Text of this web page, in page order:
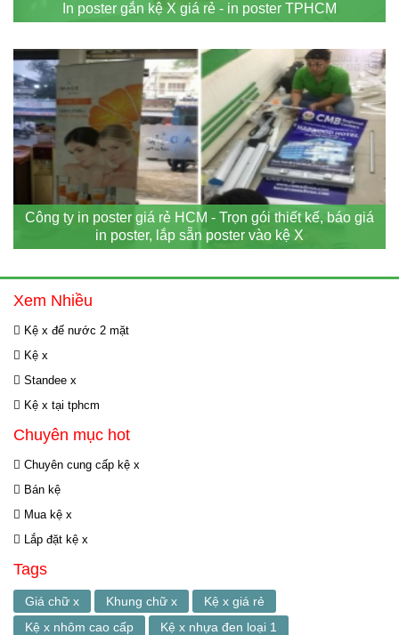
In poster gắn kệ X giá rẻ - in poster TPHCM
Công ty in poster giá rẻ HCM - Trọn gói thiết kế, báo giá
in poster, lắp sẵn poster vào kệ X
Xem Nhiều
Kệ x đế nước 2 mặt
Kệ x
Standee x
Kệ x tại tphcm
Chuyên mục hot
Chuyên cung cấp kệ x
Bán kệ
Mua kệ x
Lắp đặt kệ x
Tags
Giá chữ x Khung chữ x
Kệ x giá rẻ
Kệ x nhôm cao cấp
Kệ x nhựa đen loại 1